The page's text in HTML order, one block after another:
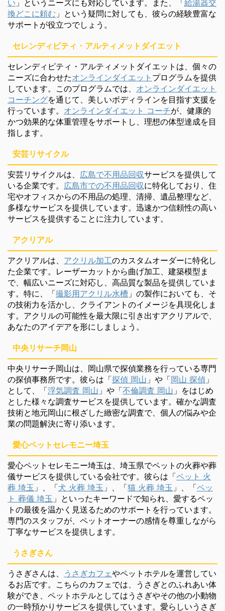
い 」というニーズにも対応しています。また、「給湯器交
換どこに頼む 」という疑問に対しても、彼らの経験豊富な
サポートが役立つでしょう。
セレンディピティ・アルティメットダイエット
セレンディピティ・アルティメットダイエットは、個々の
ニーズに合わせたオンラインダイエット プログラムを提供
しています。このプログラムでは、 オンラインダイエット
コーチングを通じて、美しいボディラインを目指す支援を
行っています。 オンラインダイエット コーチが、健康的
かつ効果的な体重管理をサポートし、理想の体型達成を目
指します。
安芸リサイクル
安芸リサイクルは、 広島で不用品回収サービスを提供して
いる企業です。 広島市での不用品回収に特化しており、住
宅やオフィスからの不用品の処理、清掃、遺品整理など、
多様なサービスを提供しています。迅速かつ信頼性の高い
サービスを提供することに注力しています。
アクリアル
アクリアルは、 アクリル加工のカスタムオーダーに特化し
た企業です。レーザーカットから曲げ加工、建築模型ま
で、幅広いニーズに対応し、高品質な製品を提供していま
す。特に、「撮影用アクリル水槽 」の製作においても、そ
の技術力を活かし、クライアントのイメージを具現化しま
す。アクリルの可能性を最大限に引き出すアクリアルで、
あなたのアイデアを形にしましょう。
中央リサーチ岡山
中央リサーチ岡山は、岡山県で探偵業務を行っている専門
の探偵事務所です。彼らは「探偵 岡山 」や「岡山 探偵 」
として、「浮気調査 岡山 」や「不倫調査 岡山 」をはじめ
とした様々な調査サービスを提供しています。確かな調査
技術と地元岡山に根ざした緻密な調査で、個人の悩みや企
業の問題解決に寄り添います。
愛心ペットセレモニー埼玉
愛心ペットセレモニー埼玉は、埼玉県でペットの火葬や葬
儀サービスを提供している会社です。彼らは「ペット 火
葬 埼玉 」、「犬 火葬 埼玉 」、「猫 火葬 埼玉 」、「ペッ
ト 葬儀 埼玉 」といったキーワードで知られ、愛するペッ
トの最後を温かく見送るためのサポートを行っています。
専門のスタッフが、ペットオーナーの感情を尊重しながら
丁寧なサービスを提供します。
うさぎさん
うさぎさんは、 うさぎカフェやペットホテルを運営してい
るお店です。こちらのカフェでは、うさぎとのふれあい体
験ができ、ペットホテルとしてはうさぎやその他の小動物
の一時預かりサービスを提供しています。愛らしいうさぎ